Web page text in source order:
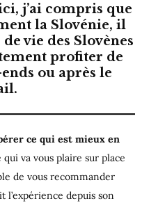
j’ai compris que
la Slovénie, il
vie des Slovènes
profiter de
ou après le
ce qui est mieux en
qui va vous plaire sur place
de vous recommander
l’expérience depuis son